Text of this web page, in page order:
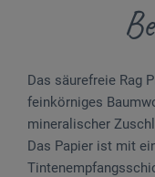
Das säurefreie Rag
feinkörniges
mineralischer
Das Papier ist mit